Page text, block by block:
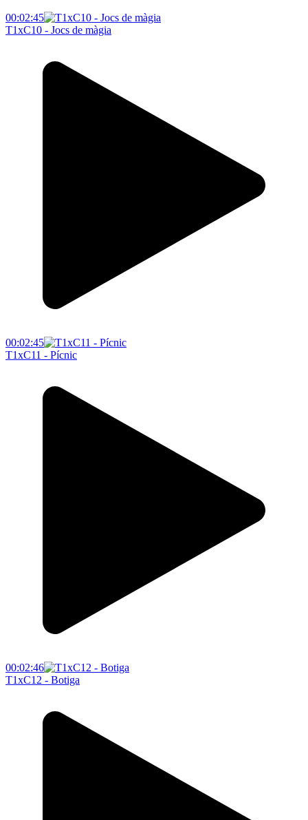
00:02:45
T1xC10 - Jocs de màgia
00:02:45
T1xC11 - Pícnic
00:02:46
T1xC12 - Botiga